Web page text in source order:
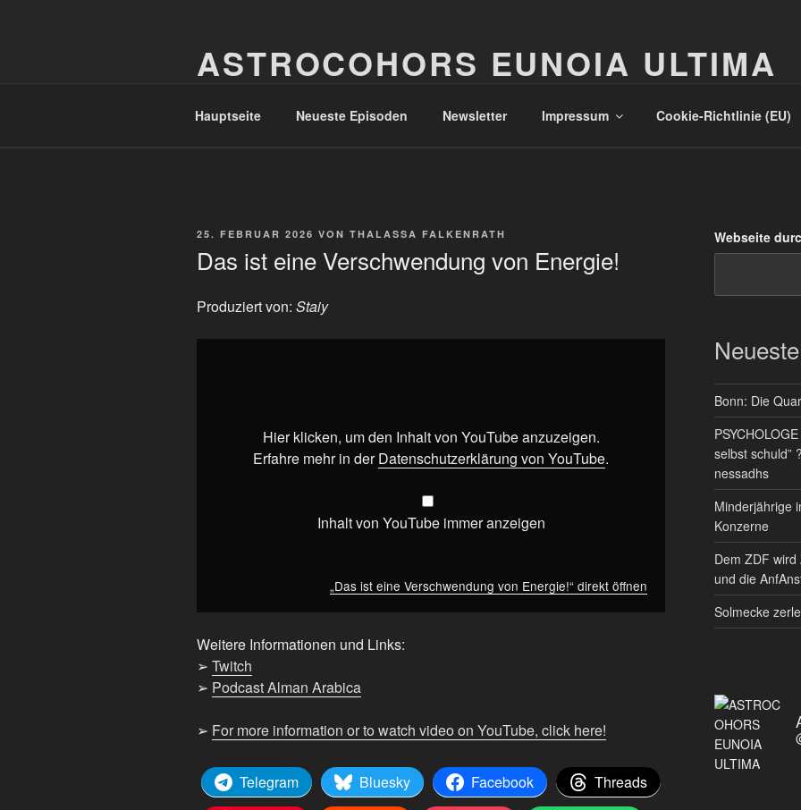
ASTROCOHORS EUNOIA ULTIMA
Hauptseite Neueste Episoden Newsletter Impressum Cookie-Richtlinie (EU)
VERÖFFENTLICHT
25. FEBRUAR 2026 VON THALASSA FALKENRATH
Das ist eine Verschwendung von Energie!
Produziert von: Staiy
Energie!“
Hier klicken, um den Inhalt von YouTube anzuzeigen.
Erfahre mehr in derDatenschutzerklärung von YouTube.
Inhalt von YouTube immer anzeigen
„Das ist eine Verschwendung von Energie!“ direkt öffnen
Weitere Informationen und Links:
➢ Twitch
➢ Podcast Alman Arabica
➢ For more information or to watch video on YouTube, click here!
Telegram Bluesky Facebook
Threads
Webseite
Bonn: Die
selbst schuld”
nessadhs
Minderjährige
Konzerne
Dem ZDF
und die
Solmecke